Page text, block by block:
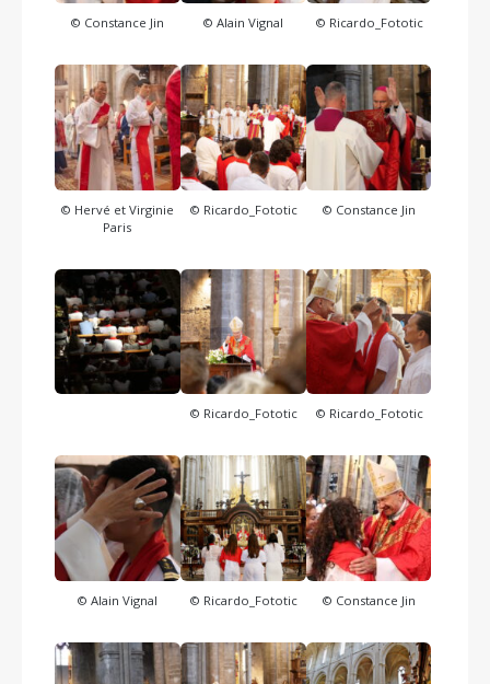
© Constance Jin © Alain Vignal © Ricardo_Fototic
© Hervé et Virginie
Paris
© Ricardo_Fototic © Constance Jin
© Ricardo_Fototic © Ricardo_Fototic
© Alain Vignal © Ricardo_Fototic © Constance Jin